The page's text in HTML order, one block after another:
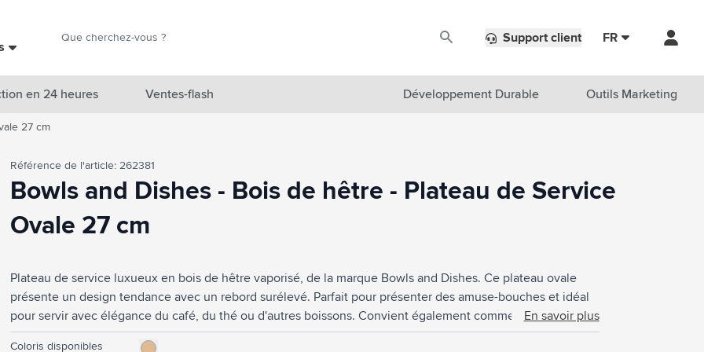
Marques
Sacs & Voyage
Cuisiner & Vivre
Produits de soin
Support client FR
en 24 heures Ventes-flash Développement Durable Outils Marketing
27 cm
Référence de l'article: 262381
Bowls and Dishes - Bois de hêtre - Plateau de Service
Ovale 27 cm
Plateau de service luxueux en bois de hêtre vaporisé, de la marque Bowls and Dishes. Ce plateau ovale
présente un design tendance avec un rebord surélevé. Parfait pour présenter des amuse-bouches et idéal
pour servir avec élégance du café, du thé ou d'autres boissons. Convient également comme accessoire de
décoration pour les plantes, les bougies ou les accessoires de salle de bain. Le bois a été traité à la vapeur,
En savoir plus
Coloris disponibles